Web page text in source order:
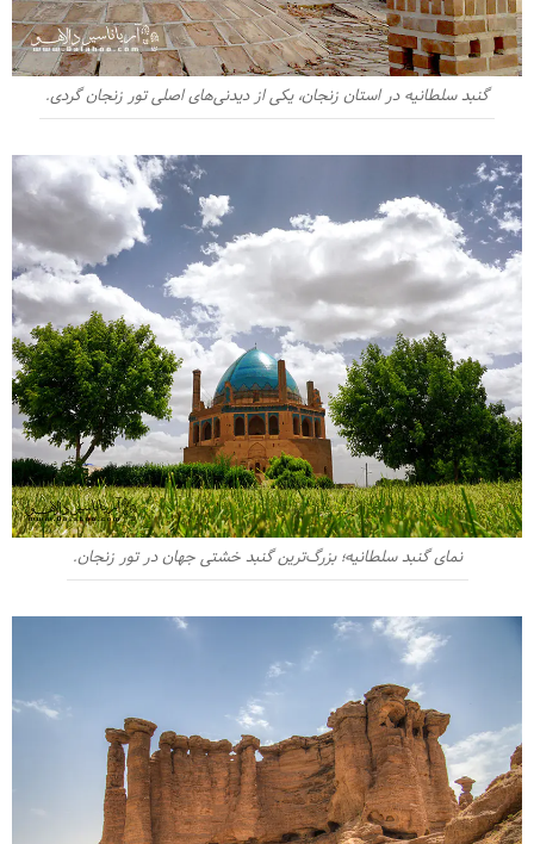
گنبد سلطانیه در استان زنجان، یکی از دیدنی‌های اصلی تور زنجان گردی.
نمای گنبد سلطانیه؛ بزرگ‌ترین گنبد خشتی جهان در تور زنجان.